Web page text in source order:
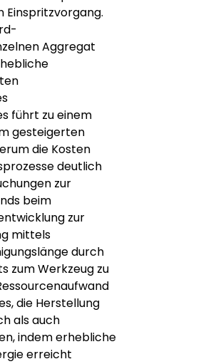
Einspritzvorgang.
Aggregat
führt zu einem
gesteigerten
die Kosten
deutlich
zur
beim
zur
mittels
durch
zum Werkzeug zu
die Herstellung
als auch
indem erhebliche
erreicht